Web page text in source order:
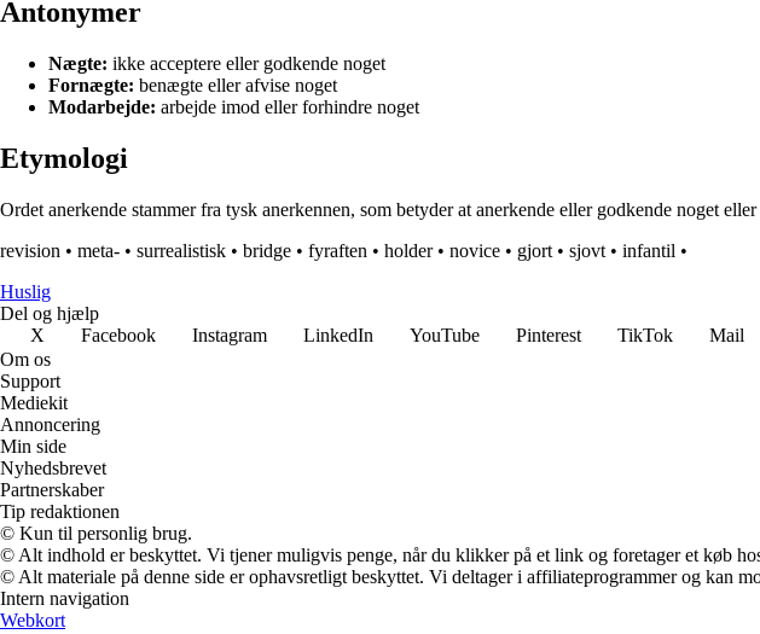
Antonymer
Nægte: ikke acceptere eller godkende noget
Fornægte: benægte eller afvise noget
Modarbejde: arbejde imod eller forhindre noget
Etymologi
Ordet anerkende stammer fra tysk anerkennen, som betyder at anerkende eller godkende noget
revision • meta- • surrealistisk • bridge • fyraften • holder• novice • gjort • sjovt • infantil •
Huslig
Del og hjælp
X
Facebook Instagram LinkedIn YouTube Pinterest TikTok Mail
Om os
Support
Mediekit
Annoncering
Min side
Nyhedsbrevet
Partnerskaber
Tip redaktionen
© Kun til personlig brug.
© Alt indhold er beskyttet. Vi tjener muligvis penge, når du klikker på et link og foretager et køb
© Alt materiale på denne side er ophavsretligt beskyttet. Vi deltager i affiliateprogrammer og kan
Intern navigation
Webkort